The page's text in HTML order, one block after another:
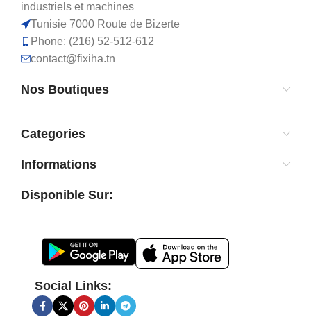
industriels et machines
Tunisie 7000 Route de Bizerte
Phone: (216) 52-512-612
contact@fixiha.tn
Nos Boutiques
Categories
Informations
Disponible Sur:
Social Links: